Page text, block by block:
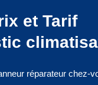
et Tarif
réparateur chez-